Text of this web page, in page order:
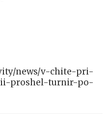
news/v-chite-pri-
proshel-turnir-po-